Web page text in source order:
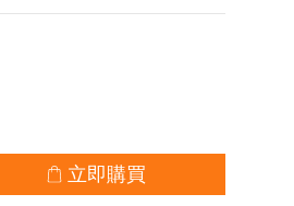
立即購買